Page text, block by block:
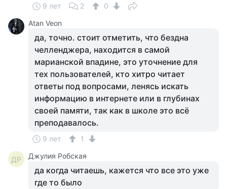
9 лет 2
0
Atan Veon
да, точно. стоит отметить, что бездна
челленджера, находится в самой
марианской впадине, это уточнение для
тех пользователей, кто хитро читает
ответы под вопросами, ленясь искать
информацию в интернете или в глубинах
своей памяти, так как в школе это всё
преподавалось.
9 лет 1
ДР Джулия Робская
да когда читаешь, кажется что все это уже
где то было